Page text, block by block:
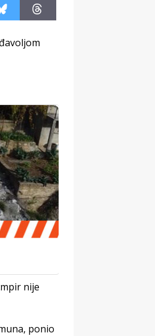
nije
ponio